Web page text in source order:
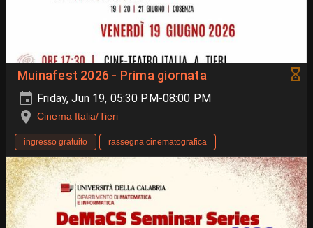
Muinafest 2026 - Prima giornata
Friday, Jun 19, 05:30 PM-08:00 PM
Cinema Italia/Tieri
ingresso gratuito rassegna cinematografica